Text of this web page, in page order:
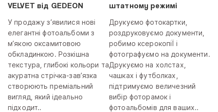
VELVET від GEDEON
У продажу з’явилися нові
елегантні фотоальбоми з
м’якою оксамитовою
обкладинкою. Розкішна
текстура, глибокі кольори та
акуратна стрічка-зав’язка
створюють преміальний
вигляд, який ідеально
підходит..
штатному режимі
Друкуємо фотокартки,
роздруковуємо документи,
робимо ксерокопіЇ і
фотографуємо на документи.
Друкуємо на холстах,
чашках і футболках,
підтримуємо величезний
вибір фоторамок і
фотоальбомів для ваших..